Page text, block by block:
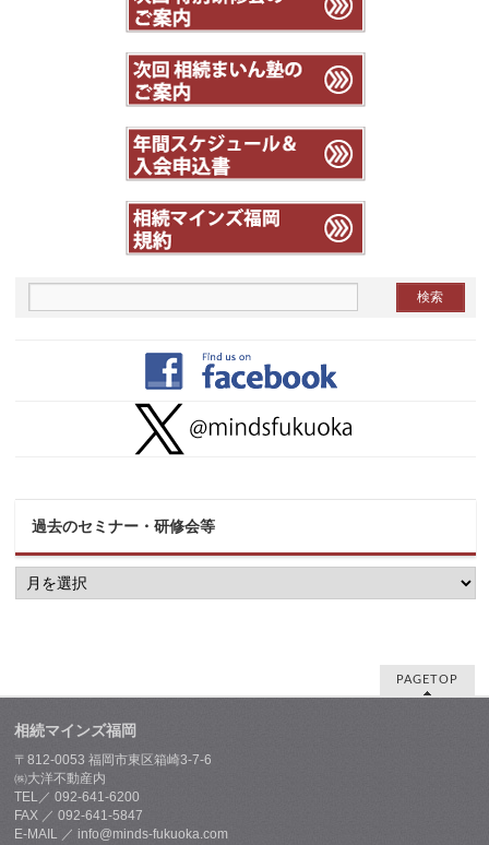
過去のセミナー・研修会等
過
去
の
研
修
会
等
PAGETOP
相続マインズ福岡
〒812-0053 福岡市東区箱崎3-7-6
㈱大洋不動産内
TEL／ 092-641-6200
FAX ／ 092-641-5847
E-MAIL ／ info@minds-fukuoka.com